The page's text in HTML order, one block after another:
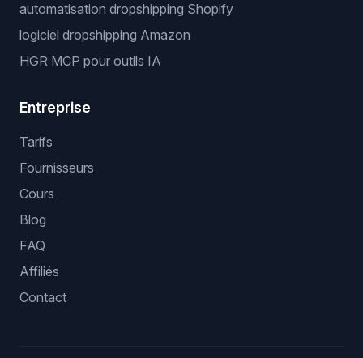
automatisation dropshipping Shopify
logiciel dropshipping Amazon
HGR MCP pour outils IA
Entreprise
Tarifs
Fournisseurs
Cours
Blog
FAQ
Affiliés
Contact